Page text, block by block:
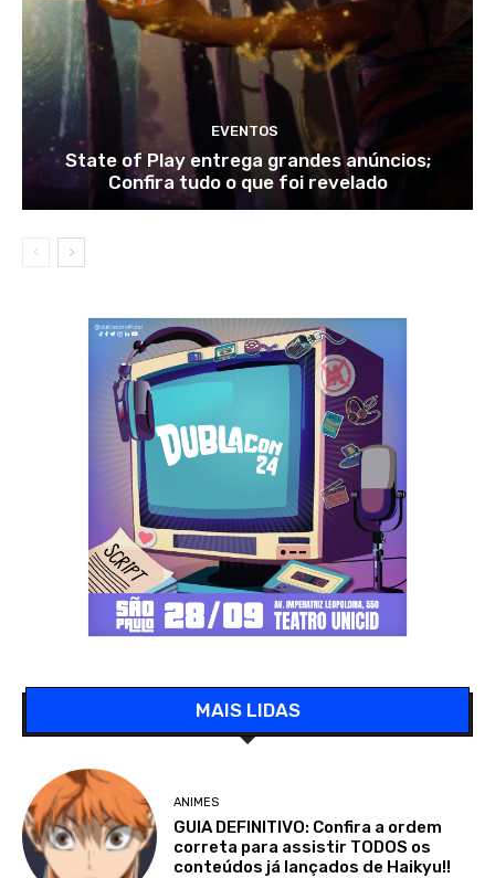
EVENTOS
State of Play entrega grandes anúncios;
Confira tudo o que foi revelado
MAIS LIDAS
ANIMES
GUIA DEFINITIVO: Confira a ordem
correta para assistir TODOS os
conteúdos já lançados de Haikyu!!